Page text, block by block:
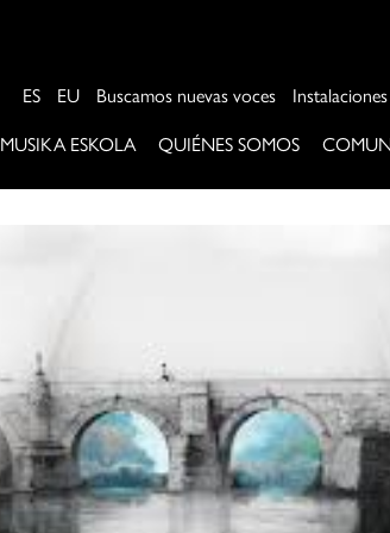
ES EU Buscamos nuevas voces Instalaciones
MUSIKA ESKOLA QUIÉNES SOMOS